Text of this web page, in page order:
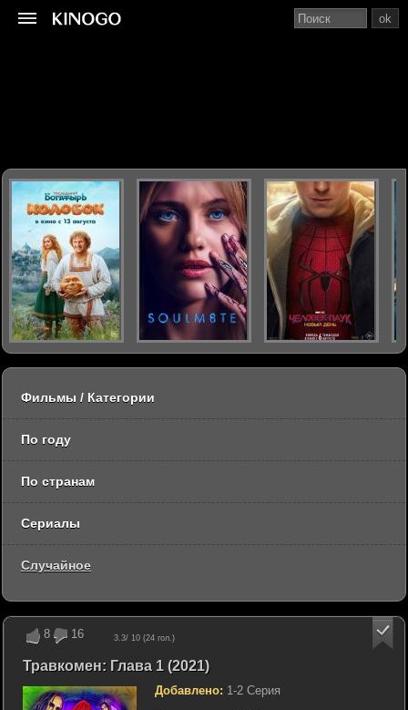
8 16 3.3/ 10 (24 гол.)
Травкомен: Глава 1 (2021)
Добавлено: 1-2 Серия
ok
Фильмы / Категории
По году
По странам
Сериалы
Случайное